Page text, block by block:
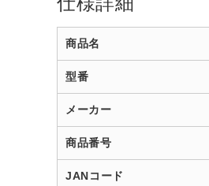
商品名
型番
メーカー
商品番号
JANコード